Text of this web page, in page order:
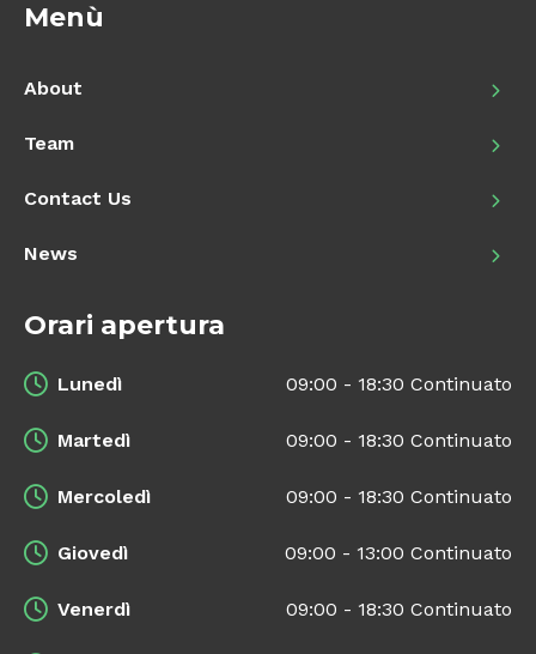
Menù
About
Team
Contact Us
News
Orari apertura
Lunedì 09:00 - 18:30 Continuato
Martedì 09:00 - 18:30 Continuato
Mercoledì 09:00 - 18:30 Continuato
Giovedì 09:00 - 13:00 Continuato
Venerdì 09:00 - 18:30 Continuato